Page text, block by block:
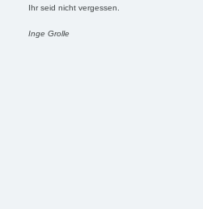
Ihr seid nicht vergessen.
Inge Grolle